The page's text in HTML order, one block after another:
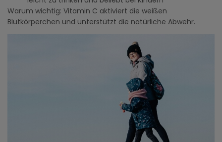
Warum wichtig: Vitamin C aktiviert die weißen
Blutkörperchen und unterstützt die natürliche Abwehr.